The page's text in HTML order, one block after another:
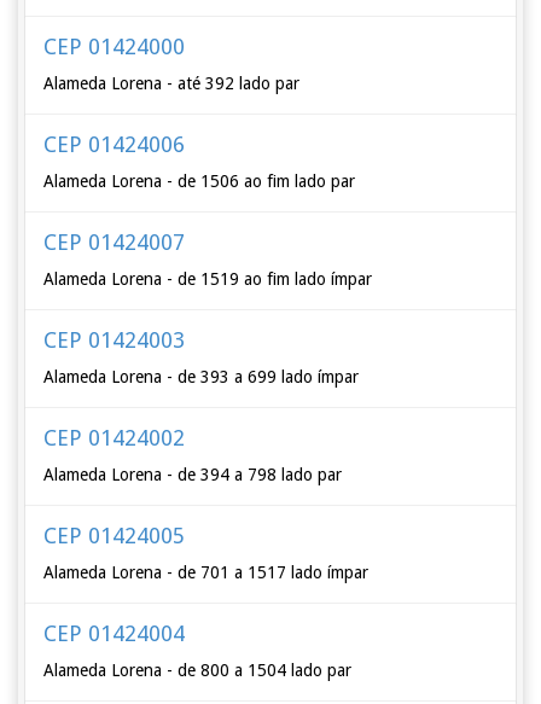
CEP 01424000
Alameda Lorena - até 392 lado par
CEP 01424006
Alameda Lorena - de 1506 ao fim lado par
CEP 01424007
Alameda Lorena - de 1519 ao fim lado ímpar
CEP 01424003
Alameda Lorena - de 393 a 699 lado ímpar
CEP 01424002
Alameda Lorena - de 394 a 798 lado par
CEP 01424005
Alameda Lorena - de 701 a 1517 lado ímpar
CEP 01424004
Alameda Lorena - de 800 a 1504 lado par